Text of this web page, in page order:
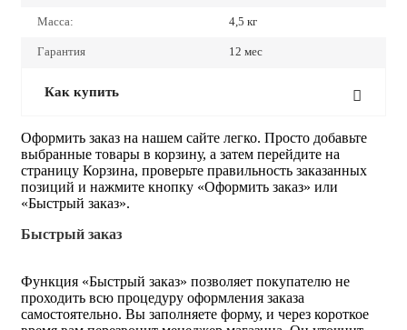
Масса: 4,5 кг
Гарантия 12 мес
Как купить
Оформить заказ на нашем сайте легко. Просто добавьте
выбранные товары в корзину, а затем перейдите на
страницу Корзина, проверьте правильность заказанных
позиций и нажмите кнопку «Оформить заказ» или
«Быстрый заказ».
Быстрый заказ
Функция «Быстрый заказ» позволяет покупателю не
проходить всю процедуру оформления заказа
самостоятельно. Вы заполняете форму, и через короткое